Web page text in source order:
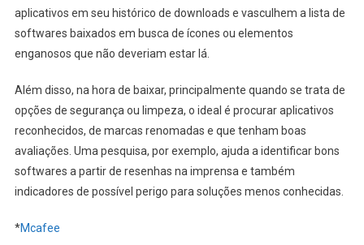
aplicativos em seu histórico de downloads e vasculhem a lista de
softwares baixados em busca de ícones ou elementos
enganosos que não deveriam estar lá.
Além disso, na hora de baixar, principalmente quando se trata de
opções de segurança ou limpeza, o ideal é procurar aplicativos
reconhecidos, de marcas renomadas e que tenham boas
avaliações. Uma pesquisa, por exemplo, ajuda a identificar bons
softwares a partir de resenhas na imprensa e também
indicadores de possível perigo para soluções menos conhecidas.
*Mcafee